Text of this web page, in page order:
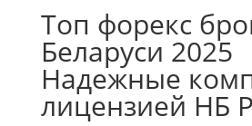
Топ форекс
Беларуси 2025
Надежные
лицензией НБ